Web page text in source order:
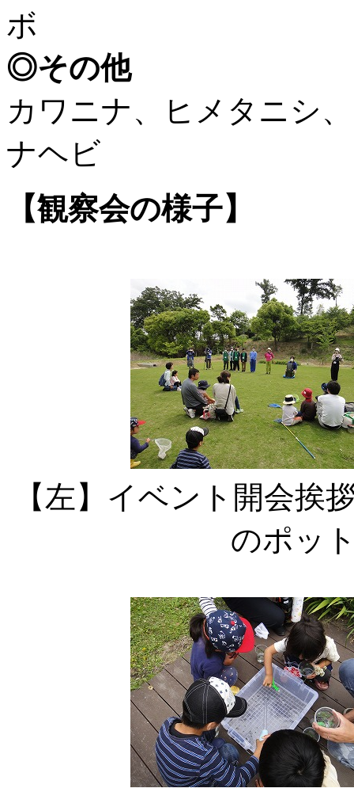
ボ
◎その他
カワニナ、ヒメタニシ
ナヘビ
【観察会の様子】
【左】イベント開
のポッ